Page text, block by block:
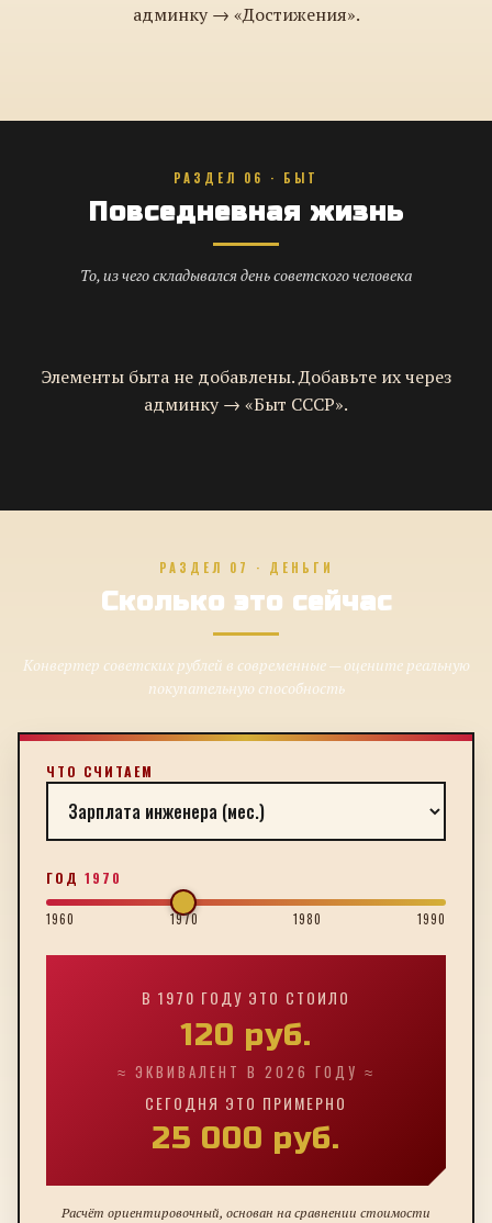
админку → «Достижения».
РАЗДЕЛ 06 · БЫТ
Повседневная жизнь
То, из чего складывался день советского человека
Элементы быта не добавлены. Добавьте их через
админку → «Быт СССР».
РАЗДЕЛ 07 · ДЕНЬГИ
Сколько это сейчас
Конвертер советских рублей в современные — оцените реальную
покупательную способность
ЧТО СЧИТАЕМ
ГОД 1970
1960 1970 1980 1990
В 1970 ГОДУ ЭТО СТОИЛО
120 руб.
≈ ЭКВИВАЛЕНТ В 2026 ГОДУ ≈
СЕГОДНЯ ЭТО ПРИМЕРНО
25 000 руб.
Расчёт ориентировочный, основан на сравнении стоимости